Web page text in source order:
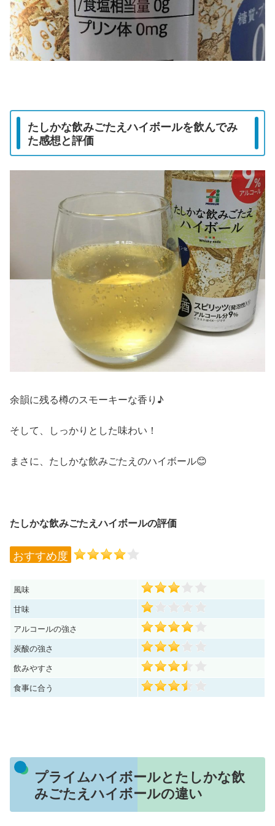
たしかな飲みごたえハイボールを飲んでみ
た感想と評価
余韻に残る樽のスモーキーな香り♪
そして、しっかりとした味わい！
まさに、たしかな飲みごたえのハイボール😊
たしかな飲みごたえハイボールの評価
おすすめ度
風味
甘味
アルコールの強さ
炭酸の強さ
飲みやすさ
食事に合う
プライムハイボールとたしかな飲
みごたえハイボールの違い